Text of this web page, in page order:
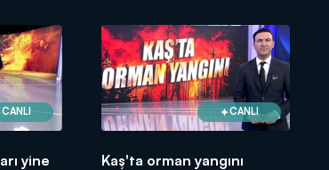
CANLI
yine
CANLI
Kaş'ta orman yangını